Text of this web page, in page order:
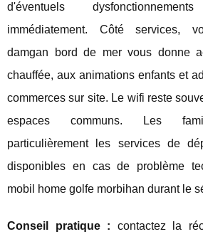
d'éventuels
immédiatement. Côté services,
damgan bord de mer vous donne
chauffée, aux animations enfants et
commerces sur site. Le wifi reste
espaces communs. Les
particulièrement les services de
disponibles en cas de problème
mobil home golfe morbihan durant le
Conseil pratique : contactez la